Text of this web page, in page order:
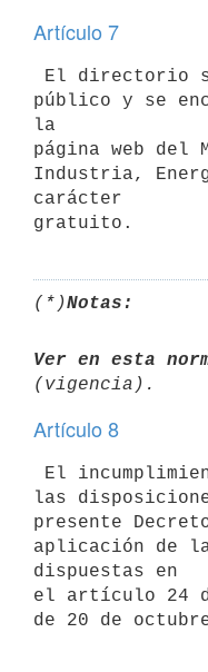
Artículo 7
público y se
la
página web del
Industria,
carácter
(*)Notas:
Ver en esta
Artículo 8
las
presente
aplicación de
dispuestas en
el artículo 24